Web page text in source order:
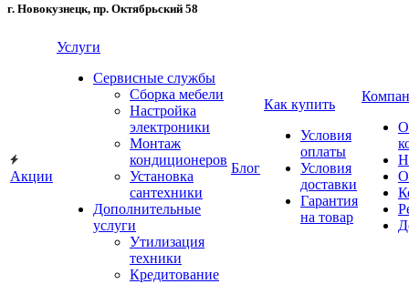
г. Новокузнецк, пр. Октябрьский 58
Акции
Услуги
Сервисные службы
Сборка мебели
Настройка
электроники
Монтаж
кондиционеров
Установка
сантехники
Дополнительные
услуги
Утилизация
техники
Кредитование
Блог
Как купить
Условия
оплаты
Условия
доставки
Гарантия
на товар
О